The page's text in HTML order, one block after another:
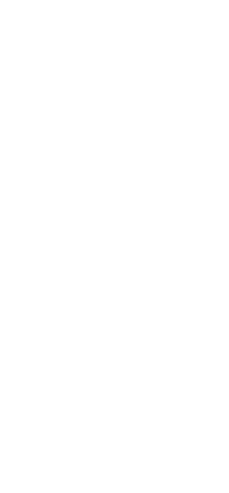
г. Киев, метро